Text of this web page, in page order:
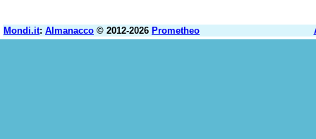
Mondi.it: Almanacco © 2012-2026 Prometheo